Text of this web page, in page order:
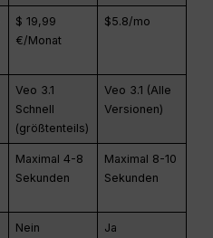
$ 19,99
€/Monat
$5.8/mo
Veo 3.1
Schnell
(größtenteils)
Veo 3.1 (Alle
Versionen)
Maximal 4-8
Sekunden
Maximal 8-10
Sekunden
Nein
Ja